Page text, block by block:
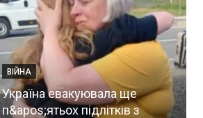
ВІЙНА
Україна евакуювала ще
п&apos;ятьох підлітків з